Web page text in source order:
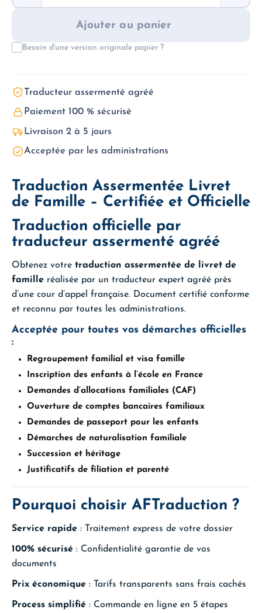
Traduction
Ajouter au panier
Besoin d'une version originale papier ?
Traducteur assermenté agréé
Paiement 100 % sécurisé
Livraison 2 à 5 jours
Acceptée par les administrations
Traduction Assermentée Livret
de Famille – Certifiée et Officielle
Traduction officielle par
traducteur assermenté agréé
Obtenez votre traduction assermentée de livret de
famille réalisée par un traducteur expert agréé près
d’une cour d’appel française. Document certifié conforme
et reconnu par toutes les administrations.
Acceptée pour toutes vos démarches officielles
:
Regroupement familial et visa famille
Inscription des enfants à l’école en France
Demandes d’allocations familiales (CAF)
Ouverture de comptes bancaires familiaux
Demandes de passeport pour les enfants
Démarches de naturalisation familiale
Succession et héritage
Justificatifs de filiation et parenté
Pourquoi choisir AFTraduction ?
Service rapide : Traitement express de votre dossier
100% sécurisé : Confidentialité garantie de vos
documents
Prix économique : Tarifs transparents sans frais cachés
Process simplifié : Commande en ligne en 5 étapes